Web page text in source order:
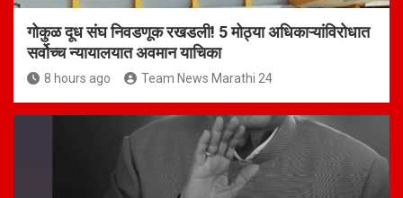
गोकुळ दूध संघ निवडणूक रखडली! 5 मोठ्या अधिकाऱ्यांविरोधात
सर्वोच्च न्यायालयात अवमान याचिका
8 hours ago Team News Marathi 24